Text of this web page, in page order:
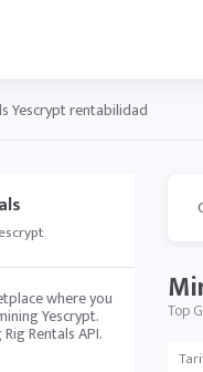
Yescrypt rentabilidad
where you
Yescrypt.
Rentals API.
Top